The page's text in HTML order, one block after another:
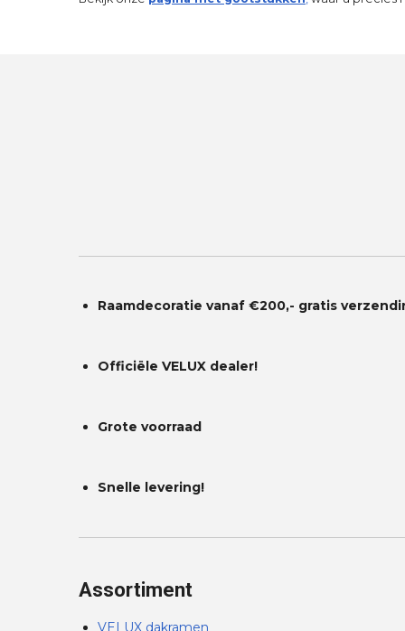
Raamdecoratie vanaf €200,- gratis
Officiële VELUX dealer!
Grote voorraad
Snelle levering!
Assortiment
VELUX dakramen